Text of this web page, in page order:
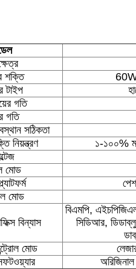
শক্তি
টাইপ
গতি
গতি
সঠিকতা
নিয়ন্ত্রণ
১-১০০%
মোড
মোড
বিন্যাস
বিএমপি,
সিডিআর,
মোড